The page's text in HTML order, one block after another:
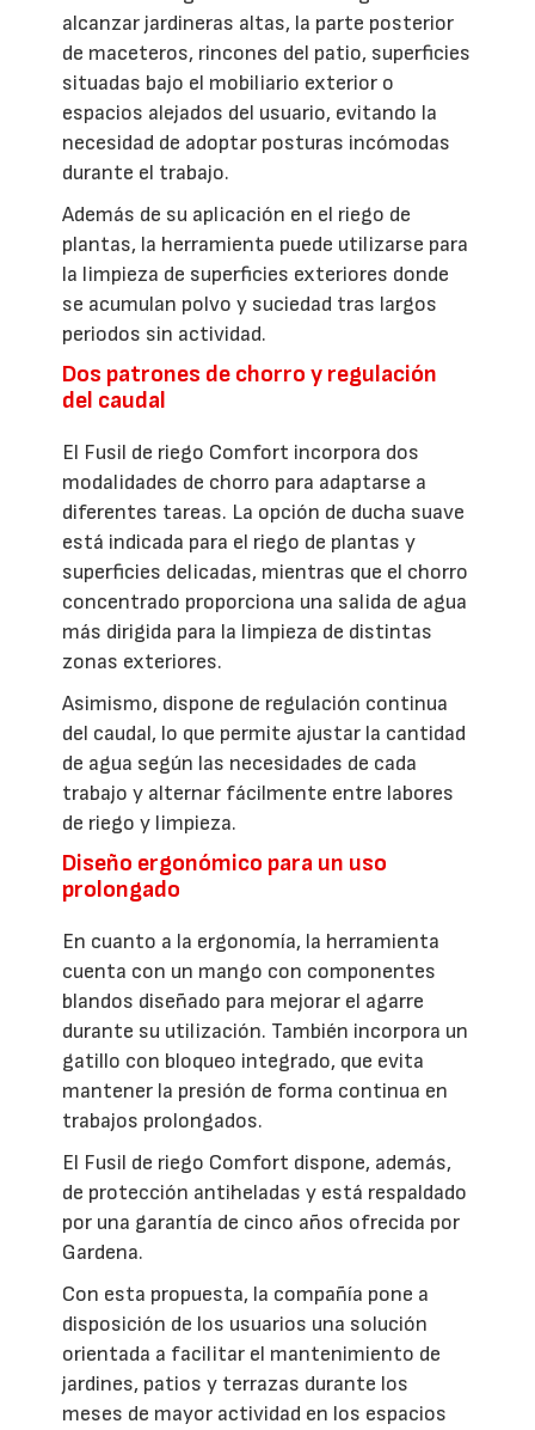
alcanzar jardineras altas, la parte posterior
de maceteros, rincones del patio, superficies
situadas bajo el mobiliario exterior o
espacios alejados del usuario, evitando la
necesidad de adoptar posturas incómodas
durante el trabajo.
Además de su aplicación en el riego de
plantas, la herramienta puede utilizarse para
la limpieza de superficies exteriores donde
se acumulan polvo y suciedad tras largos
periodos sin actividad.
Dos patrones de chorro y regulación
del caudal
El Fusil de riego Comfort incorpora dos
modalidades de chorro para adaptarse a
diferentes tareas. La opción de ducha suave
está indicada para el riego de plantas y
superficies delicadas, mientras que el chorro
concentrado proporciona una salida de agua
más dirigida para la limpieza de distintas
zonas exteriores.
Asimismo, dispone de regulación continua
del caudal, lo que permite ajustar la cantidad
de agua según las necesidades de cada
trabajo y alternar fácilmente entre labores
de riego y limpieza.
Diseño ergonómico para un uso
prolongado
En cuanto a la ergonomía, la herramienta
cuenta con un mango con componentes
blandos diseñado para mejorar el agarre
durante su utilización. También incorpora un
gatillo con bloqueo integrado, que evita
mantener la presión de forma continua en
trabajos prolongados.
El Fusil de riego Comfort dispone, además,
de protección antiheladas y está respaldado
por una garantía de cinco años ofrecida por
Gardena.
Con esta propuesta, la compañía pone a
disposición de los usuarios una solución
orientada a facilitar el mantenimiento de
jardines, patios y terrazas durante los
meses de mayor actividad en los espacios